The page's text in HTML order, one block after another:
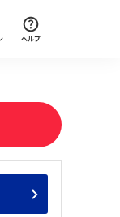
ーン人気企業ランキ
覧
ヘルプ